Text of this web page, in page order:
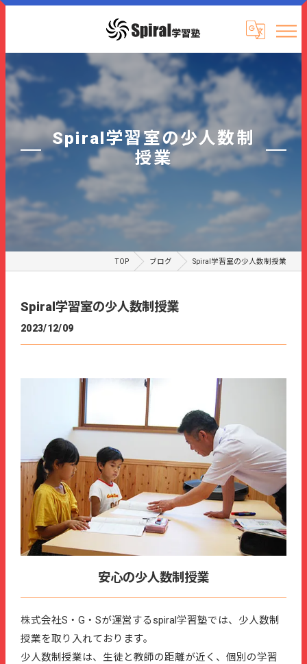
Spiral学習室の少人数制
授業
TOP ブログ Spiral学習室の少人数制授業
Spiral学習室の少人数制授業
2023/12/09
安心の少人数制授業
株式会社S・G・Sが運営するspiral学習塾では、少人数制
授業を取り入れております。
少人数制授業は、生徒と教師の距離が近く、個別の学習